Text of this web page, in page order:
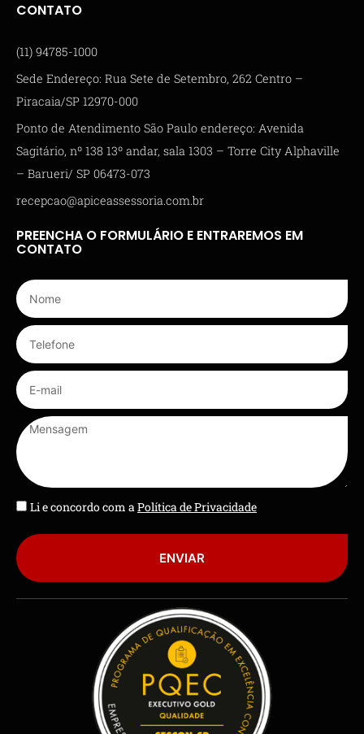
CONTATO
(11) 94785-1000
Sede Endereço: Rua Sete de Setembro, 262 Centro –
Piracaia/SP 12970-000
Ponto de Atendimento São Paulo endereço: Avenida
Sagitário, nº 138 13º andar, sala 1303 – Torre City Alphaville
– Barueri/ SP 06473-073
recepcao@apiceassessoria.com.br
PREENCHA O FORMULÁRIO E ENTRAREMOS EM
CONTATO
Li e concordo com aPolítica de Privacidade
ENVIAR